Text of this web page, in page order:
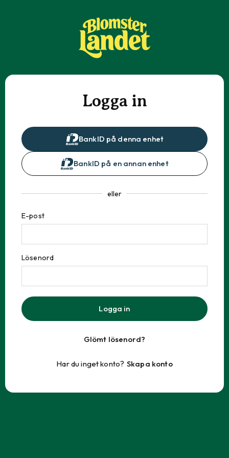
Logga in
BankID på denna enhet
BankID på en annan enhet
eller
E-post
Lösenord
Logga in
Glömt lösenord?
Har du inget konto? Skapa konto